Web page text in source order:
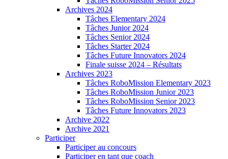
Archives 2024
Tâches Elementary 2024
Tâches Junior 2024
Tâches Senior 2024
Tâches Starter 2024
Tâches Future Innovators 2024
Finale suisse 2024 – Résultats
Archives 2023
Tâches RoboMission Elementary 2023
Tâches RoboMission Junior 2023
Tâches RoboMission Senior 2023
Tâches Future Innovators 2023
Archive 2022
Archive 2021
Participer
Participer au concours
Participer en tant que coach